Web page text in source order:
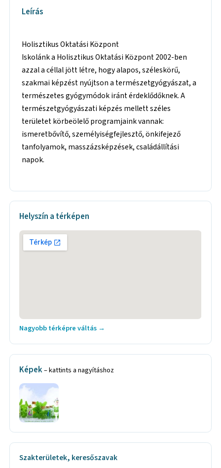
Leírás
Holisztikus Oktatási Központ
Iskolánk a Holisztikus Oktatási Központ 2002-ben
azzal a céllal jött létre, hogy alapos, széleskörű,
szakmai képzést nyújtson a természetgyógyászat, a
természetes gyógymódok iránt érdeklődőknek. A
természetgyógyászati képzés mellett széles
területet körbeölelő programjaink vannak:
ismeretbővítő, személyiségfejlesztő, önkifejező
tanfolyamok, masszázsképzések, családállítási
napok.
Helyszín a térképen
Nagyobb térképre váltás →
Képek– kattints a nagyításhoz
Szakterületek, keresőszavak